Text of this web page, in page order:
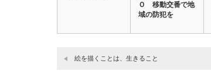
Ｏ 移動交番で地
域の防犯を
絵を描くことは、生きること